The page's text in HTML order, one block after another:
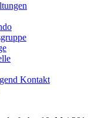
Kontakt